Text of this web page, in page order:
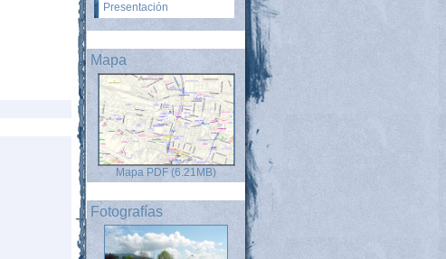
Presentación
Mapa
Mapa PDF (6.21MB)
Fotografías